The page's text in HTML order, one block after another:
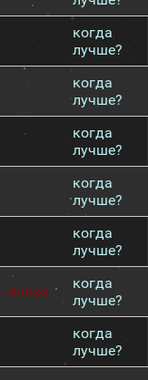
когда
лучше?
когда
лучше?
когда
лучше?
когда
лучше?
когда
лучше?
- плохо
когда
лучше?
когда
лучше?